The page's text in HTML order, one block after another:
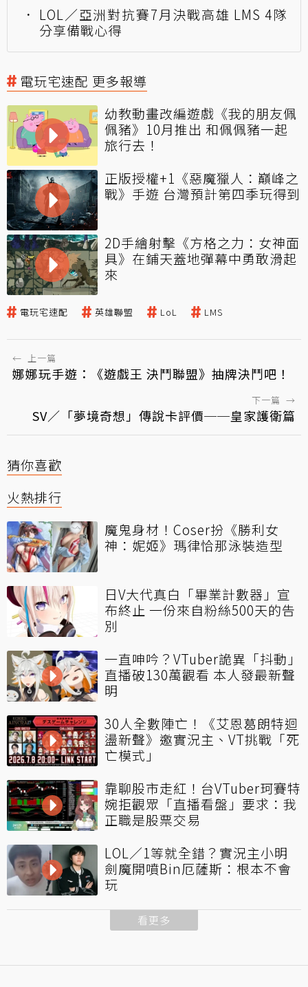
LOL／亞洲對抗賽7月決戰高雄 LMS 4隊
分享備戰心得
電玩宅速配 更多報導
幼教動畫改編遊戲《我的朋友佩
佩豬》10月推出 和佩佩豬一起
旅行去！
正版授權+1《惡魔獵人：巔峰之
戰》手遊 台灣預計第四季玩得到
2D手繪射擊《方格之力：女神面
具》在鋪天蓋地彈幕中勇敢滑起
來
電玩宅速配 英雄聯盟 LoL LMS
← 上一篇
娜娜玩手遊：《遊戲王 決鬥聯盟》抽牌決鬥吧！
下一篇 →
SV／「夢境奇想」傳說卡評價──皇家護衛篇
猜你喜歡
火熱排行
魔鬼身材！Coser扮《勝利女
神：妮姬》瑪律恰那泳裝造型
日V大代真白「畢業計數器」宣
布終止 一份來自粉絲500天的告
別
一直呻吟？VTuber詭異「抖動」
直播破130萬觀看 本人發最新聲
明
30人全數陣亡！《艾恩葛朗特迴
盪新聲》邀實況主、VT挑戰「死
亡模式」
靠聊股市走紅！台VTuber珂賽特
婉拒觀眾「直播看盤」要求：我
正職是股票交易
LOL／1等就全錯？實況主小明
劍魔開噴Bin厄薩斯：根本不會
玩
看更多